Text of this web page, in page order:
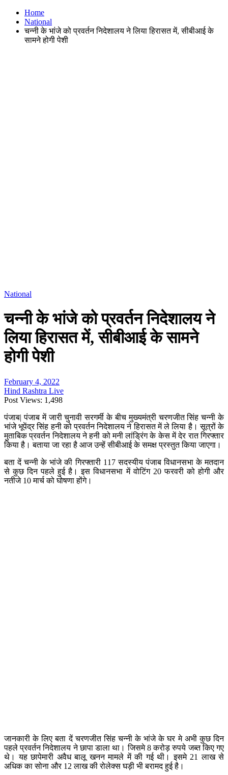
Home
National
चन्नी के भांजे को प्रवर्तन निदेशालय ने लिया हिरासत में, सीबीआई के
सामने होगी पेशी
National
चन्नी के भांजे को प्रवर्तन निदेशालय ने
लिया हिरासत में, सीबीआई के सामने
होगी पेशी
February 4, 2022
Hind Rashtra Live
Post Views: 1,498
पंजाब| पंजाब में जारी चुनावी सरगर्मी के बीच मुख्यमंत्री चरणजीत सिंह चन्नी के
भांजे भूपेंद्र सिंह हनी को प्रवर्तन निदेशालय ने हिरासत में ले लिया है। सूत्रों के
मुताबिक प्रवर्तन निदेशालय ने हनी को मनी लांड्रिंग के केस में देर रात गिरफ्तार
किया है। बताया जा रहा है आज उन्हें सीबीआई के समक्ष प्रस्तुत किया जाएगा।
बता दें चन्नी के भांजे की गिरफ्तारी 117 सदस्यीय पंजाब विधानसभा के मतदान
से कुछ दिन पहले हुई है। इस विधानसभा में वोटिंग 20 फरवरी को होगी और
नतीजे 10 मार्च को घोषणा होंगे।
जानकारी के लिए बता दें चरणजीत सिंह चन्नी के भांजे के घर मे अभी कुछ दिन
पहले प्रवर्तन निदेशालय ने छापा डाला था। जिसमे 8 करोड़ रुपये जब्त किए गए
थे। यह छापेमारी अवैध बालू खनन मामले में की गई थी। इसमे 21 लाख से
अधिक का सोना और 12 लाख की रोलेक्स घड़ी भी बरामद हुई है।